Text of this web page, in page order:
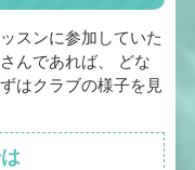
スンに参加していた
んであれば、 どな
はクラブの様子を見